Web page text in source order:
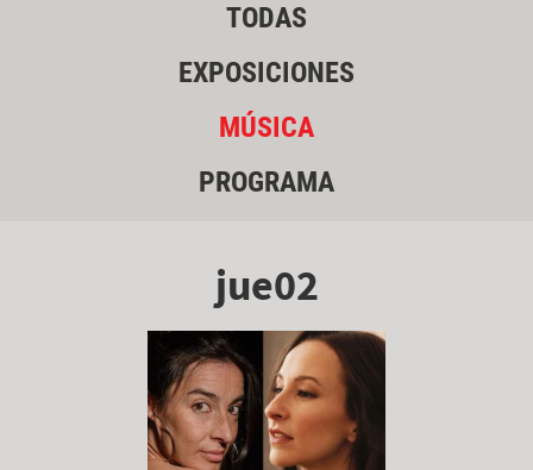
TODAS
EXPOSICIONES
MÚSICA
PROGRAMA
jue02